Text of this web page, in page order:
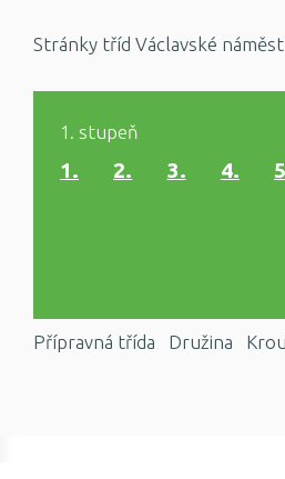
Stránky tříd Václavské
1. stupeň
1. 2. 3. 4.
Přípravná třída Družina